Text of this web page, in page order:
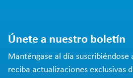
Únete a nuestro boletín
Manténgase al día
reciba actualizaciones exclusivas